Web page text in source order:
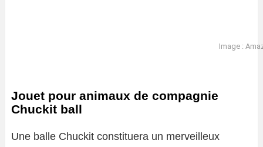
Image :
Jouet pour animaux de compagnie
Chuckit ball
Une balle Chuckit constituera un merveilleux